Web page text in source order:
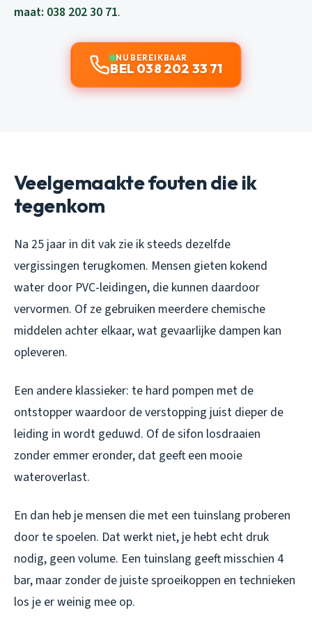
maat: 038 202 30 71.
NU BEREIKBAAR
BEL 038 202 33 71
Veelgemaakte fouten die ik
tegenkom
Na 25 jaar in dit vak zie ik steeds dezelfde
vergissingen terugkomen. Mensen gieten kokend
water door PVC-leidingen, die kunnen daardoor
vervormen. Of ze gebruiken meerdere chemische
middelen achter elkaar, wat gevaarlijke dampen kan
opleveren.
Een andere klassieker: te hard pompen met de
ontstopper waardoor de verstopping juist dieper de
leiding in wordt geduwd. Of de sifon losdraaien
zonder emmer eronder, dat geeft een mooie
wateroverlast.
En dan heb je mensen die met een tuinslang proberen
door te spoelen. Dat werkt niet, je hebt echt druk
nodig, geen volume. Een tuinslang geeft misschien 4
bar, maar zonder de juiste sproeikoppen en technieken
los je er weinig mee op.